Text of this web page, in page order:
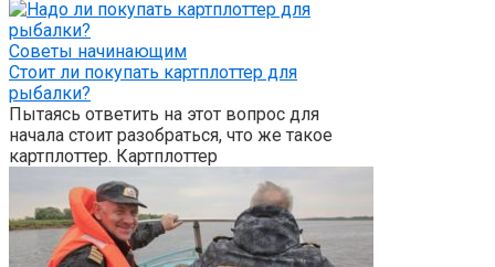
Советы начинающим
Стоит ли покупать картплоттер для
рыбалки?
Пытаясь ответить на этот вопрос для
начала стоит разобраться, что же такое
картплоттер. Картплоттер